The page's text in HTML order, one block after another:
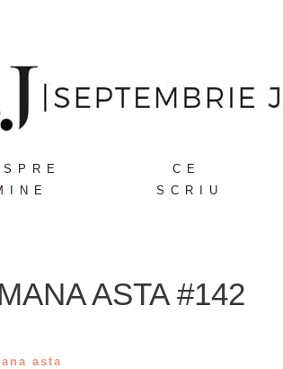
CE
SCRIU
ASTA #142
asta